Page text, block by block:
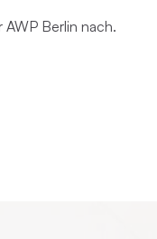
AWP Berlin nach.